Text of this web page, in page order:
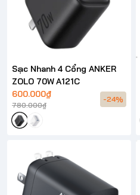
Sạc Nhanh 4 Cổng ANKER
ZOLO 70W A121C
600.000₫
780.000₫
-24%